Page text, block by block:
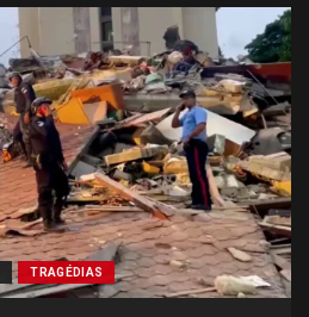
TRAGÉDIAS